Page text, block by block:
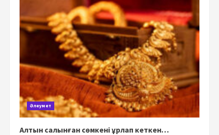
Әлеумет
Алтын салынған сөмкені ұрлап кеткен…